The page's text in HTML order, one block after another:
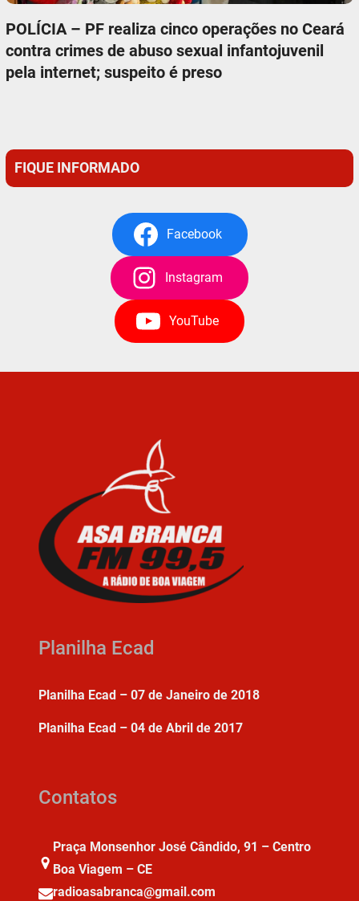
POLÍCIA – PF realiza cinco operações no Ceará
contra crimes de abuso sexual infantojuvenil
pela internet; suspeito é preso
FIQUE INFORMADO
Facebook
Instagram
YouTube
Planilha Ecad
Planilha Ecad – 07 de Janeiro de 2018
Planilha Ecad – 04 de Abril de 2017
Contatos
Praça Monsenhor José Cândido, 91 – Centro
Boa Viagem – CE
radioasabranca@gmail.com